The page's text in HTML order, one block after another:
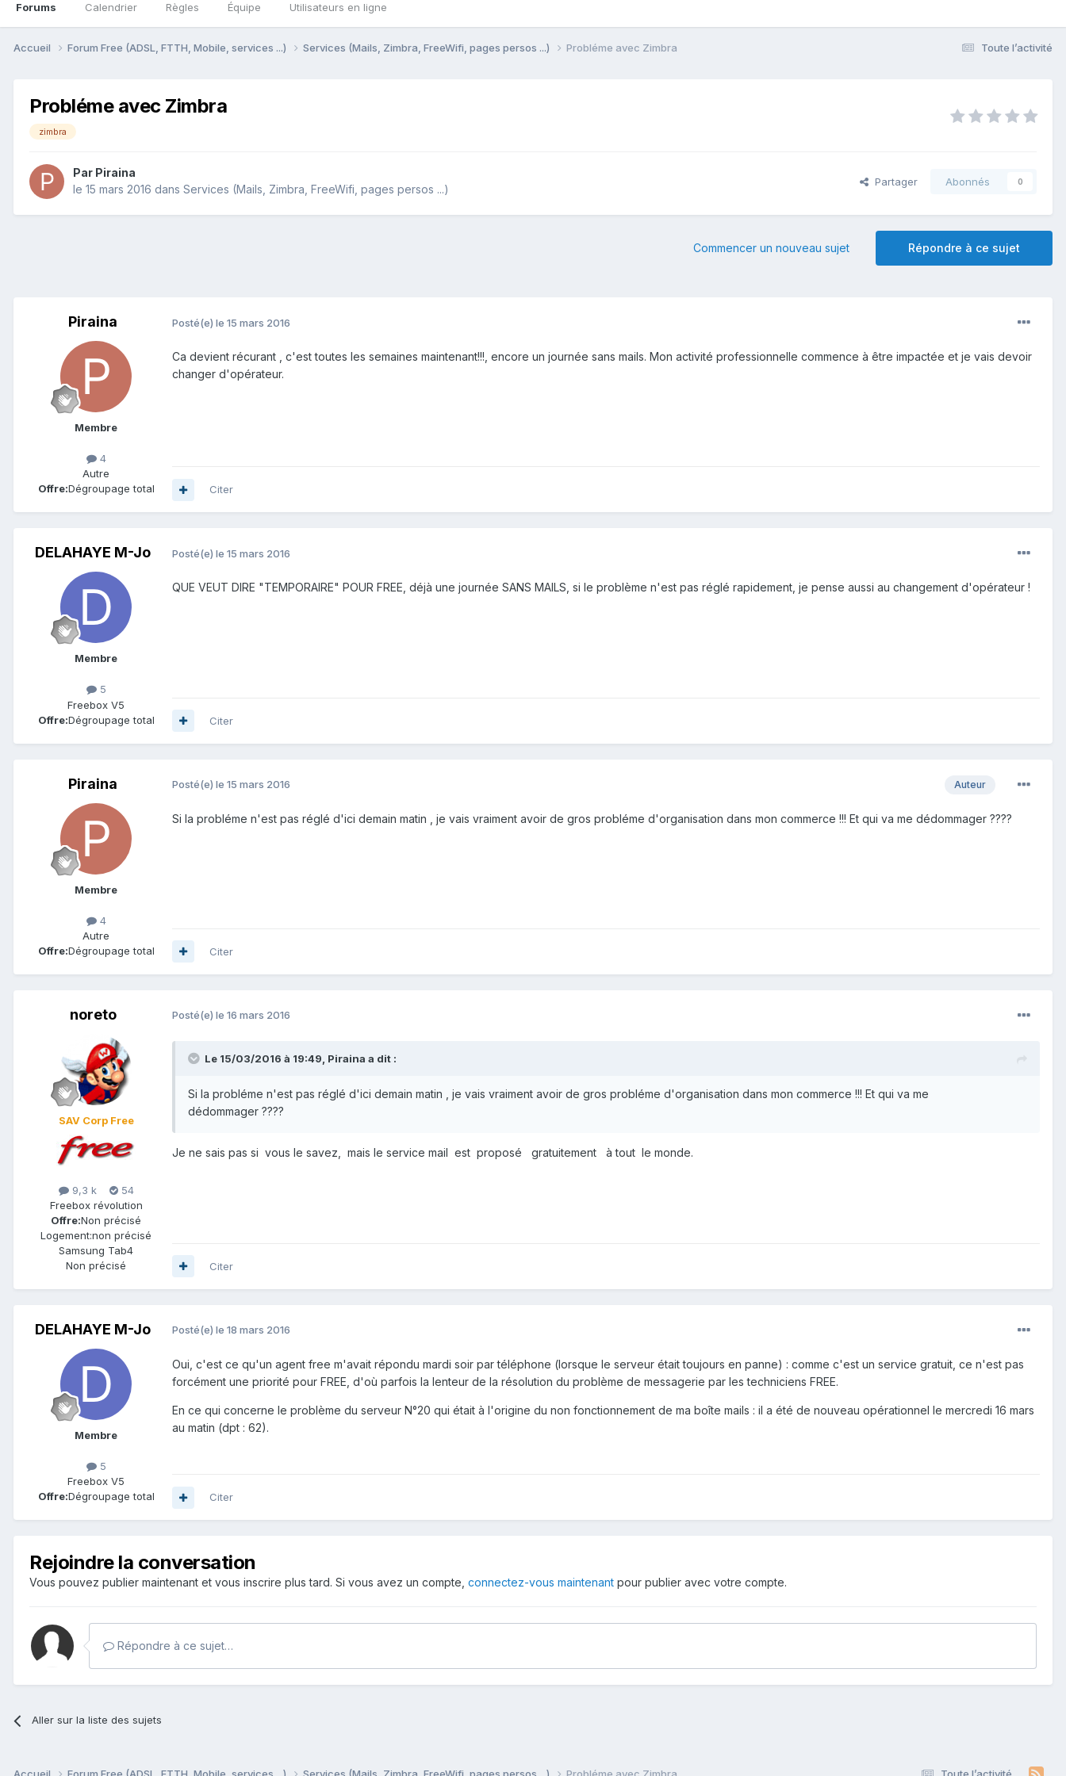
Forums Calendrier Règles Équipe Utilisateurs en ligne
Toute l’activité
Accueil Forum Free (ADSL, FTTH, Mobile, services ...) Services (Mails, Zimbra, FreeWifi, pages persos ...) Probléme avec Zimbra
Probléme avec Zimbra
zimbra
Par Piraina
le 15 mars 2016 dans Services (Mails, Zimbra, FreeWifi, pages persos ...)
Partager Abonnés 0
Répondre à ce sujet
Commencer un nouveau sujet
Piraina
Membre
4
Autre
Offre:Dégroupage total
Posté(e) le 15 mars 2016
Ca devient récurant , c'est toutes les semaines maintenant!!!, encore un journée sans mails. Mon activité professionnelle commence à être impactée et je vais devoir
changer d'opérateur.
Citer
DELAHAYE M-Jo
Membre
5
Freebox V5
Offre:Dégroupage total
Posté(e) le 15 mars 2016
QUE VEUT DIRE "TEMPORAIRE" POUR FREE, déjà une journée SANS MAILS, si le problème n'est pas réglé rapidement, je pense aussi au changement d'opérateur !
Citer
Piraina
Membre
4
Autre
Offre:Dégroupage total
Auteur
Posté(e) le 15 mars 2016
Si la probléme n'est pas réglé d'ici demain matin , je vais vraiment avoir de gros probléme d'organisation dans mon commerce !!! Et qui va me dédommager ????
Citer
noreto
SAV Corp Free
9,3 k
54
Freebox révolution
Offre:Non précisé
Logement:non précisé
Samsung Tab4
Non précisé
Posté(e) le 16 mars 2016
Le 15/03/2016 à 19:49, Piraina a dit :
Si la probléme n'est pas réglé d'ici demain matin , je vais vraiment avoir de gros probléme d'organisation dans mon commerce !!! Et qui va me
dédommager ????
Je ne sais pas si vous le savez, mais le service mail est proposé gratuitement à tout le monde.
Citer
DELAHAYE M-Jo
Membre
5
Freebox V5
Offre:Dégroupage total
Posté(e) le 18 mars 2016
Oui, c'est ce qu'un agent free m'avait répondu mardi soir par téléphone (lorsque le serveur était toujours en panne) : comme c'est un service gratuit, ce n'est pas
forcément une priorité pour FREE, d'où parfois la lenteur de la résolution du problème de messagerie par les techniciens FREE.
En ce qui concerne le problème du serveur N°20 qui était à l'origine du non fonctionnement de ma boîte mails : il a été de nouveau opérationnel le mercredi 16 mars
au matin (dpt : 62).
Citer
Rejoindre la conversation
Vous pouvez publier maintenant et vous inscrire plus tard. Si vous avez un compte, connectez-vous maintenant pour publier avec votre compte.
Répondre à ce sujet…
Aller sur la liste des sujets